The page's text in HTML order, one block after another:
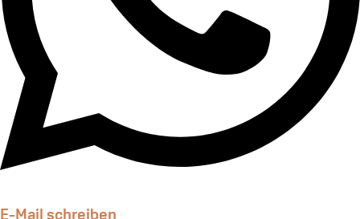
E-Mail schreiben